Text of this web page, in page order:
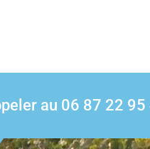
au 06 87 22 95